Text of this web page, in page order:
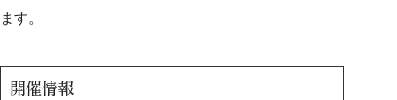
ます。
開催情報